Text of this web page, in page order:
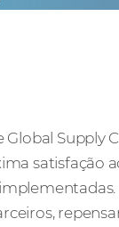
Supply
satisfação